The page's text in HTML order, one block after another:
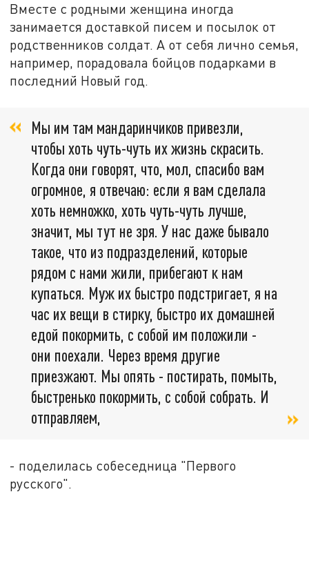
Вместе с родными женщина иногда
занимается доставкой писем и посылок от
родственников солдат. А от себя лично семья,
например, порадовала бойцов подарками в
последний Новый год.
Мы им там мандаринчиков привезли,
чтобы хоть чуть-чуть их жизнь скрасить.
Когда они говорят, что, мол, спасибо вам
огромное, я отвечаю: если я вам сделала
хоть немножко, хоть чуть-чуть лучше,
значит, мы тут не зря. У нас даже бывало
такое, что из подразделений, которые
рядом с нами жили, прибегают к нам
купаться. Муж их быстро подстригает, я на
час их вещи в стирку, быстро их домашней
едой покормить, с собой им положили -
они поехали. Через время другие
приезжают. Мы опять - постирать, помыть,
быстренько покормить, с собой собрать. И
отправляем,
- поделилась собеседница "Первого
русского".